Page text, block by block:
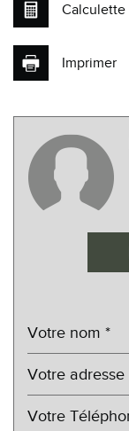
Cinéma
Collège
École
Gare
Mairie
Calculette
Imprimer